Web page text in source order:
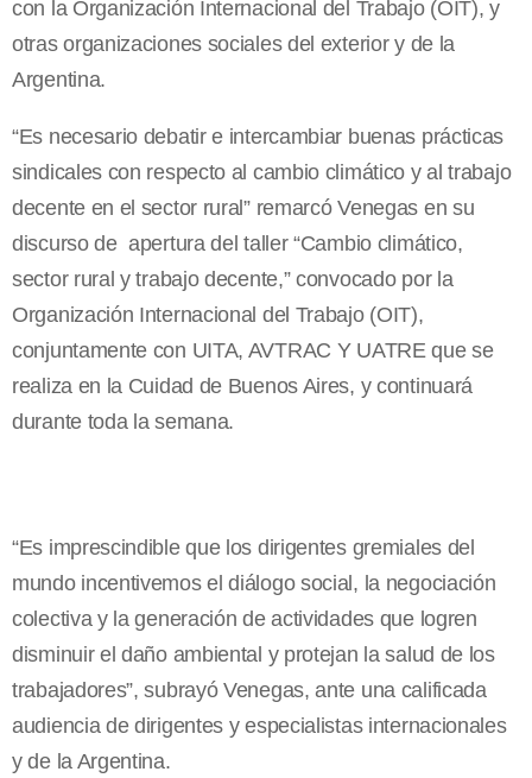
con la Organización Internacional del Trabajo (OIT), y
otras organizaciones sociales del exterior y de la
Argentina.
“Es necesario debatir e intercambiar buenas prácticas
sindicales con respecto al cambio climático y al trabajo
decente en el sector rural” remarcó Venegas en su
discurso de apertura del taller “Cambio climático,
sector rural y trabajo decente,” convocado por la
Organización Internacional del Trabajo (OIT),
conjuntamente con UITA, AVTRAC Y UATRE que se
realiza en la Cuidad de Buenos Aires, y continuará
durante toda la semana.
“Es imprescindible que los dirigentes gremiales del
mundo incentivemos el diálogo social, la negociación
colectiva y la generación de actividades que logren
disminuir el daño ambiental y protejan la salud de los
trabajadores”, subrayó Venegas, ante una calificada
audiencia de dirigentes y especialistas internacionales
y de la Argentina.